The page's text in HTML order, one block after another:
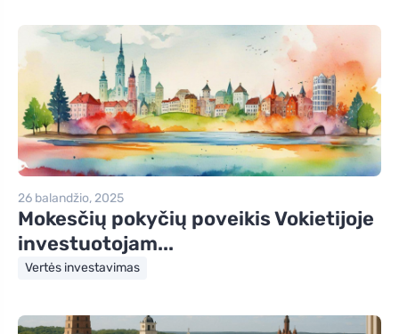
26 balandžio, 2025
Mokesčių pokyčių poveikis Vokietijoje
investuotojam...
Vertės investavimas